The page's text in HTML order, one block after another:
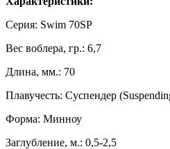
Серия: Swim 70SP
Вес воблера, гр.: 6,7
Длина, мм.: 70
Плавучесть: Суспендер
Форма: Минноу
Заглубление, м.: 0,5-2,5